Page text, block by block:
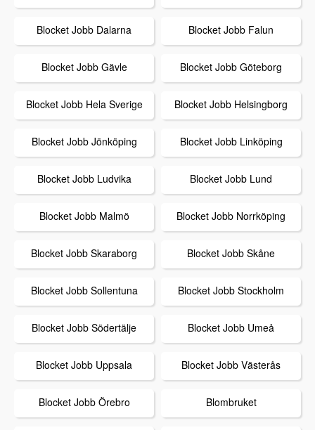
Blocket Jobb Dalarna Blocket Jobb Falun
Blocket Jobb Gävle Blocket Jobb Göteborg
Blocket Jobb Hela Sverige Blocket Jobb Helsingborg
Blocket Jobb Jönköping Blocket Jobb Linköping
Blocket Jobb Ludvika Blocket Jobb Lund
Blocket Jobb Malmö Blocket Jobb Norrköping
Blocket Jobb Skaraborg Blocket Jobb Skåne
Blocket Jobb Sollentuna Blocket Jobb Stockholm
Blocket Jobb Södertälje Blocket Jobb Umeå
Blocket Jobb Uppsala Blocket Jobb Västerås
Blocket Jobb Örebro Blombruket